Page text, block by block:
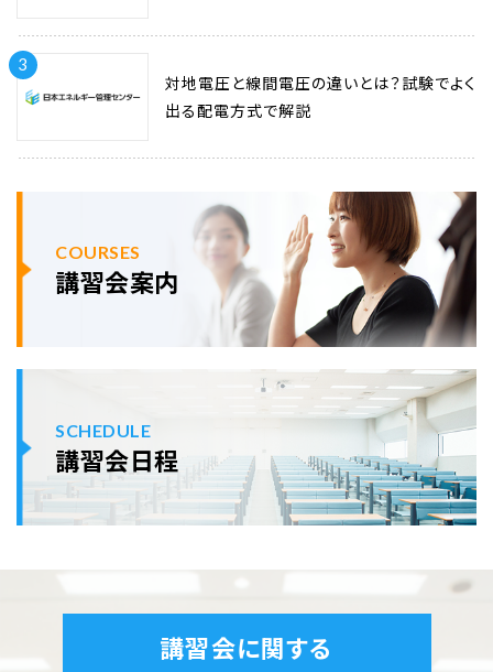
3
対地電圧と線間電圧の違いとは？試験でよく
出る配電方式で解説
COURSES
講習会案内
SCHEDULE
講習会日程
講習会に関する